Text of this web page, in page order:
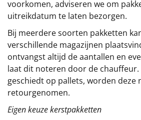
voorkomen, adviseren we om
uitreikdatum te laten bezorgen.
Bij meerdere soorten pakketten
verschillende magazijnen
ontvangst altijd de aantallen en
laat dit noteren door de
geschiedt op pallets, worden deze
retourgenomen.
Eigen keuze kerstpakketten